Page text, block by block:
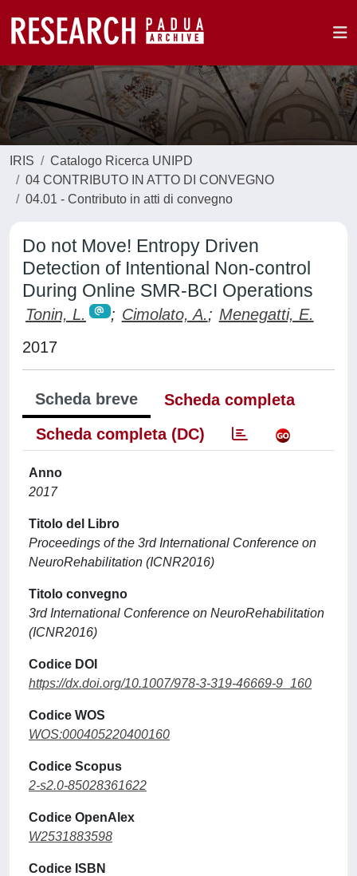
IRIS
Catalogo Ricerca UNIPD
04 CONTRIBUTO IN ATTO DI CONVEGNO
04.01 - Contributo in atti di convegno
Do not Move! Entropy Driven
Detection of Intentional Non-control
During Online SMR-BCI Operations
Tonin, L. ; Cimolato, A.; Menegatti, E.
2017
Scheda breve
Scheda completa
Scheda completa (DC)
Anno
2017
Titolo del Libro
Proceedings of the 3rd International Conference on
NeuroRehabilitation (ICNR2016)
Titolo convegno
3rd International Conference on NeuroRehabilitation
(ICNR2016)
Codice DOI
https://dx.doi.org/10.1007/978-3-319-46669-9_160
Codice WOS
WOS:000405220400160
Codice Scopus
2-s2.0-85028361622
Codice OpenAlex
W2531883598
Codice ISBN